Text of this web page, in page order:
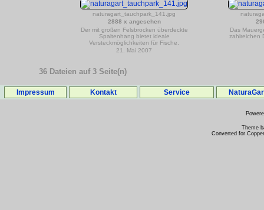
naturagart_tauchpark_141.jpg
2888 x angesehen
Der mit großen Felsbrocken überdeckte
Spaltenhang bietet ideale
Versteckmöglichkeiten für Fische.
21. Mai 2007
Das
zahlreichen
36 Dateien auf 3 Seite(n)
Impressum Kontakt Service
Theme
Converted for